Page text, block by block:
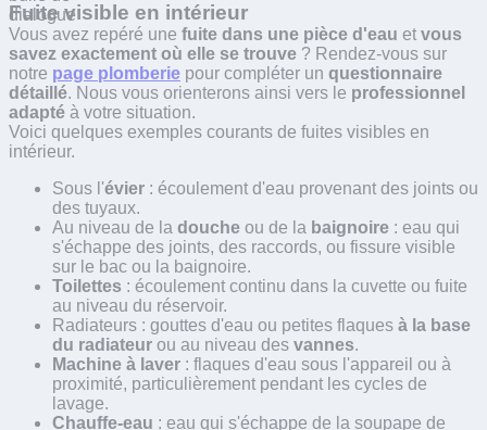
Fuite visible en intérieur
Vous avez repéré une fuite dans une pièce d'eau et vous
savez exactement où elle se trouve ? Rendez-vous sur
notre page plomberie pour compléter un questionnaire
détaillé. Nous vous orienterons ainsi vers le professionnel
adapté à votre situation.
Voici quelques exemples courants de fuites visibles en
intérieur.
Sous l'évier : écoulement d'eau provenant des joints ou
des tuyaux.
Au niveau de la douche ou de la baignoire : eau qui
s'échappe des joints, des raccords, ou fissure visible
sur le bac ou la baignoire.
Toilettes : écoulement continu dans la cuvette ou fuite
au niveau du réservoir.
Radiateurs : gouttes d'eau ou petites flaques à la base
du radiateur ou au niveau des vannes.
Machine à laver : flaques d'eau sous l'appareil ou à
proximité, particulièrement pendant les cycles de
lavage.
Chauffe-eau : eau qui s'échappe de la soupape de